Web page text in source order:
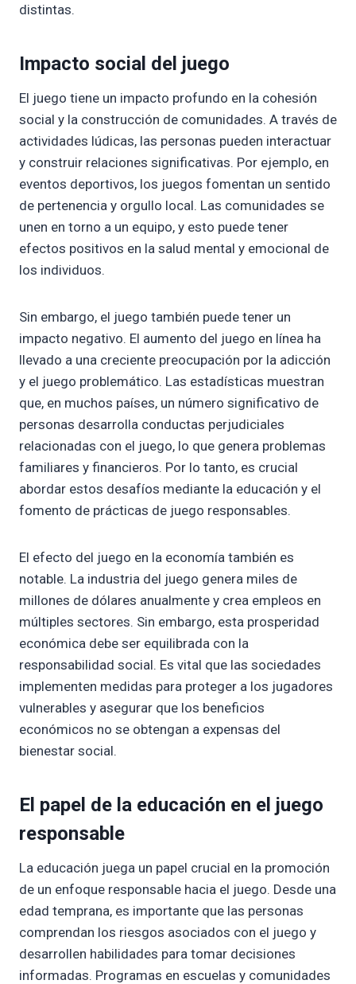
distintas.
Impacto social del juego
El juego tiene un impacto profundo en la cohesión
social y la construcción de comunidades. A través de
actividades lúdicas, las personas pueden interactuar
y construir relaciones significativas. Por ejemplo, en
eventos deportivos, los juegos fomentan un sentido
de pertenencia y orgullo local. Las comunidades se
unen en torno a un equipo, y esto puede tener
efectos positivos en la salud mental y emocional de
los individuos.
Sin embargo, el juego también puede tener un
impacto negativo. El aumento del juego en línea ha
llevado a una creciente preocupación por la adicción
y el juego problemático. Las estadísticas muestran
que, en muchos países, un número significativo de
personas desarrolla conductas perjudiciales
relacionadas con el juego, lo que genera problemas
familiares y financieros. Por lo tanto, es crucial
abordar estos desafíos mediante la educación y el
fomento de prácticas de juego responsables.
El efecto del juego en la economía también es
notable. La industria del juego genera miles de
millones de dólares anualmente y crea empleos en
múltiples sectores. Sin embargo, esta prosperidad
económica debe ser equilibrada con la
responsabilidad social. Es vital que las sociedades
implementen medidas para proteger a los jugadores
vulnerables y asegurar que los beneficios
económicos no se obtengan a expensas del
bienestar social.
El papel de la educación en el juego
responsable
La educación juega un papel crucial en la promoción
de un enfoque responsable hacia el juego. Desde una
edad temprana, es importante que las personas
comprendan los riesgos asociados con el juego y
desarrollen habilidades para tomar decisiones
informadas. Programas en escuelas y comunidades